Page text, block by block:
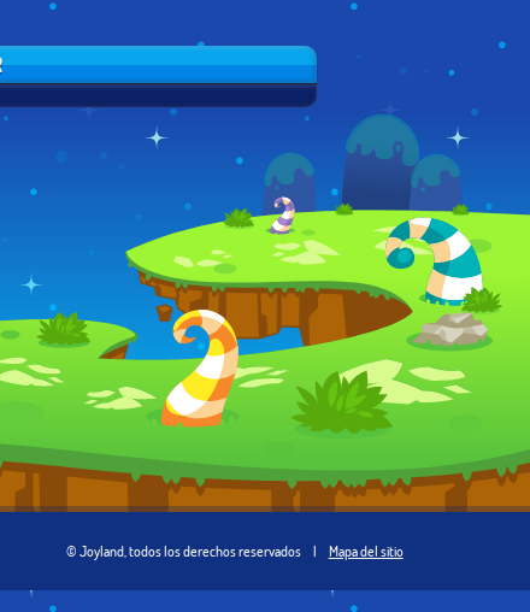
© Joyland, todos los derechos reservados | Mapa del sitio